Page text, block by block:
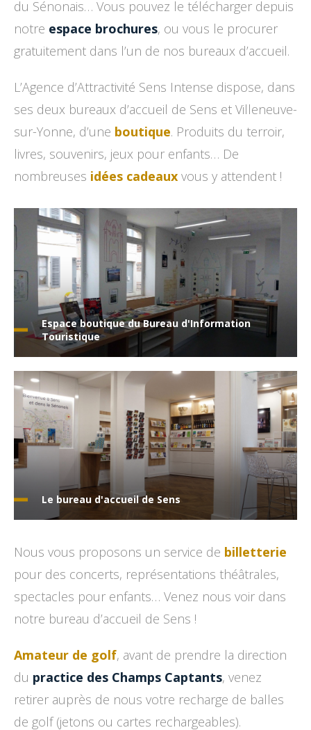
du Sénonais… Vous pouvez le télécharger depuis
notre espace brochures, ou vous le procurer
gratuitement dans l’un de nos bureaux d’accueil.
L’Agence d’Attractivité Sens Intense dispose, dans
ses deux bureaux d’accueil de Sens et Villeneuve-
sur-Yonne, d’une boutique. Produits du terroir,
livres, souvenirs, jeux pour enfants… De
nombreuses idées cadeaux vous y attendent !
Espace boutique du Bureau d'Information
Touristique
Le bureau d'accueil de Sens
Nous vous proposons un service de billetterie
pour des concerts, représentations théâtrales,
spectacles pour enfants… Venez nous voir dans
notre bureau d’accueil de Sens !
Amateur de golf, avant de prendre la direction
du practice des Champs Captants, venez
retirer auprès de nous votre recharge de balles
de golf (jetons ou cartes rechargeables).